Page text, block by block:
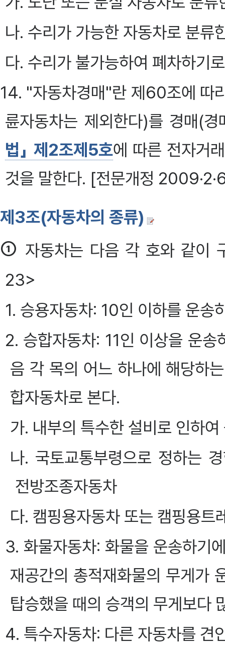
나. 수리가 가능한 자동차로 분류
다. 수리가 불가능하여 폐차하기
14. "자동차경매"란 제60조에 따
륜자동차는 제외한다)를 경매(
법」 제2조제5호에 따른 전자거
것을 말한다. [전문개정
제3조(자동차의 종류)
① 자동차는 다음 각 호와 같이
23>
1. 승용자동차: 10인 이하를 운송
2. 승합자동차: 11인 이상을 운
음 각 목의 어느 하나에 해당하
합자동차로 본다.
가. 내부의 특수한 설비로 인하
나. 국토교통부령으로 정하는
전방조종자동차
다. 캠핑용자동차 또는 캠핑용트
3. 화물자동차: 화물을 운송하기
재공간의 총적재화물의 무게가
탑승했을 때의 승객의 무게보다
4. 특수자동차: 다른 자동차를 견